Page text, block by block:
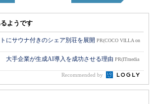
ようです
にサウナ付きのシェア別荘を展開 PR(COCO VILLA on
大手企業が生成AI導入を成功させる理由 PR(ITmedia
Recommended by